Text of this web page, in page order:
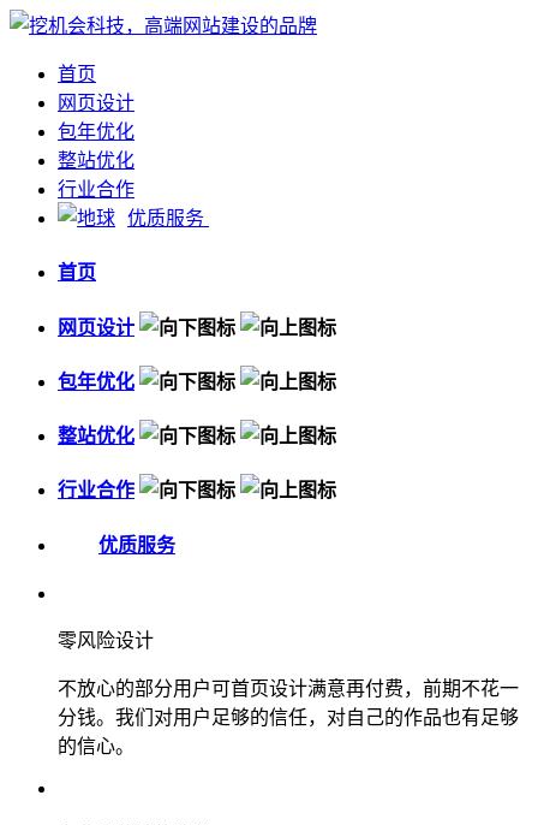
首页
网页设计
包年优化
整站优化
行业合作
优质服务
首页
网页设计
包年优化
整站优化
行业合作
优质服务
零风险设计
不放心的部分用户可首页设计满意再付费，前期不花一
分钱。我们对用户足够的信任，对自己的作品也有足够
的信心。